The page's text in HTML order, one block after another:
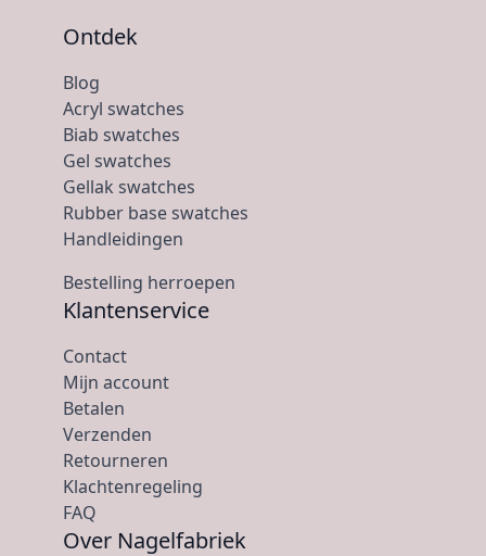
Ontdek
Blog
Acryl swatches
Biab swatches
Gel swatches
Gellak swatches
Rubber base swatches
Handleidingen
Bestelling herroepen
Klantenservice
Contact
Mijn account
Betalen
Verzenden
Retourneren
Klachtenregeling
FAQ
Over Nagelfabriek